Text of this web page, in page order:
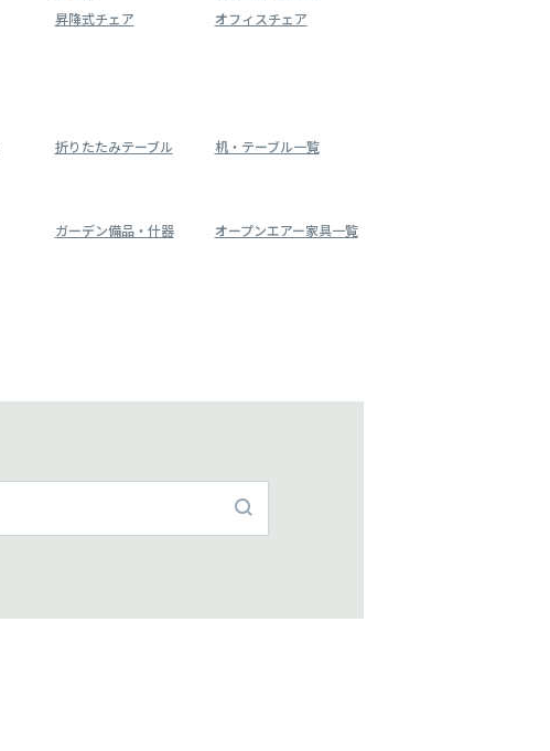
昇降式チェア
オフィスチェア
折りたたみテーブル 机・テーブル一覧
ガーデン備品・什器 オープンエアー家具一覧